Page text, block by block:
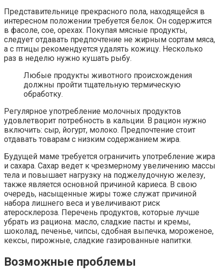
Представительнице прекрасного пола, находящейся в
интересном положении требуется белок. Он содержится
в фасоле, сое, орехах. Покупая мясные продукты,
следует отдавать предпочтение не жирным сортам мяса,
а с птицы рекомендуется удалять кожицу. Несколько
раз в неделю нужно кушать рыбу.
Любые продукты животного происхождения
должны пройти тщательную термическую
обработку.
Регулярное употребление молочных продуктов
удовлетворит потребность в кальции. В рацион нужно
включить: сыр, йогурт, молоко. Предпочтение стоит
отдавать товарам с низким содержанием жира.
Будущей маме требуется ограничить употребление жира
и сахара. Сахар ведет к чрезмерному увеличению массы
тела и повышает нагрузку на поджелудочную железу,
также является основной причиной кариеса. В свою
очередь, насыщенные жиры тоже служат причиной
набора лишнего веса и увеличивают риск
атеросклероза. Перечень продуктов, которые лучше
убрать из рациона: масло, сладкие пасты и кремы,
шоколад, печенье, чипсы, сдобная выпечка, мороженое,
кексы, пирожные, сладкие газированные напитки.
Возможные проблемы